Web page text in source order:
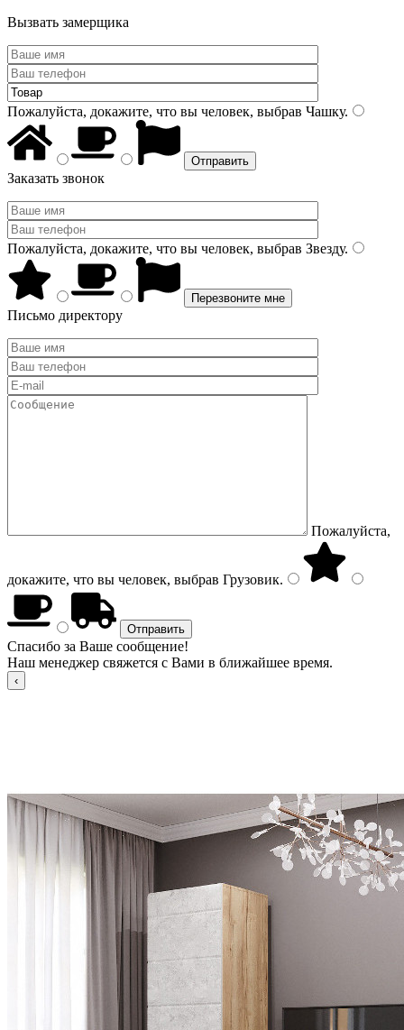
Вызвать замерщика
Пожалуйста, докажите, что вы человек, выбрав Чашку.
Заказать звонок
Пожалуйста, докажите, что вы человек, выбрав Звезду.
Письмо директору
Пожалуйста,
докажите, что вы человек, выбрав Грузовик.
Спасибо за Ваше сообщение!
Наш менеджер свяжется с Вами в ближайшее время.